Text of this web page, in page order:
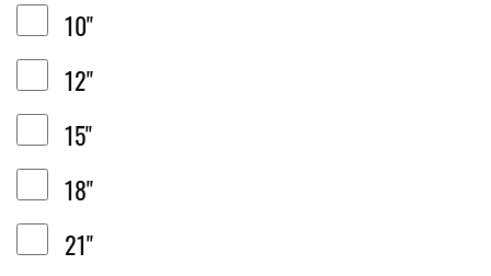
10"
12"
15"
18"
21"